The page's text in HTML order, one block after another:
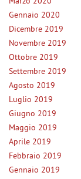
Gennaio 2020
Dicembre 2019
Novembre 2019
Ottobre 2019
Settembre 2019
Agosto 2019
Luglio 2019
Giugno 2019
Maggio 2019
Aprile 2019
Febbraio 2019
Gennaio 2019